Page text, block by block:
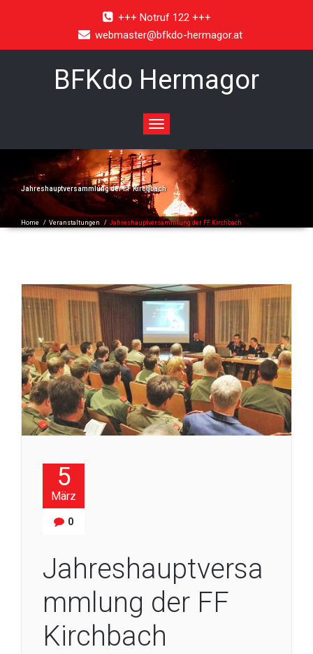
+++ Notruf 122 +++
webmaster@bfkdo-hermagor.at
BFKdo Hermagor
Toggle
navigation
Jahreshauptversammlung der FF Kirchbach
Home / Veranstaltungen / Jahreshauptversammlung der FF Kirchbach
5
März
0
Jahreshauptversa
mmlung der FF
Kirchbach